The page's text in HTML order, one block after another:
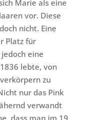
Marie als eine
vor. Diese
nicht. Eine
Platz für
eine
lebte, von
zu
nur das Pink
verwandt
dass man im 19.